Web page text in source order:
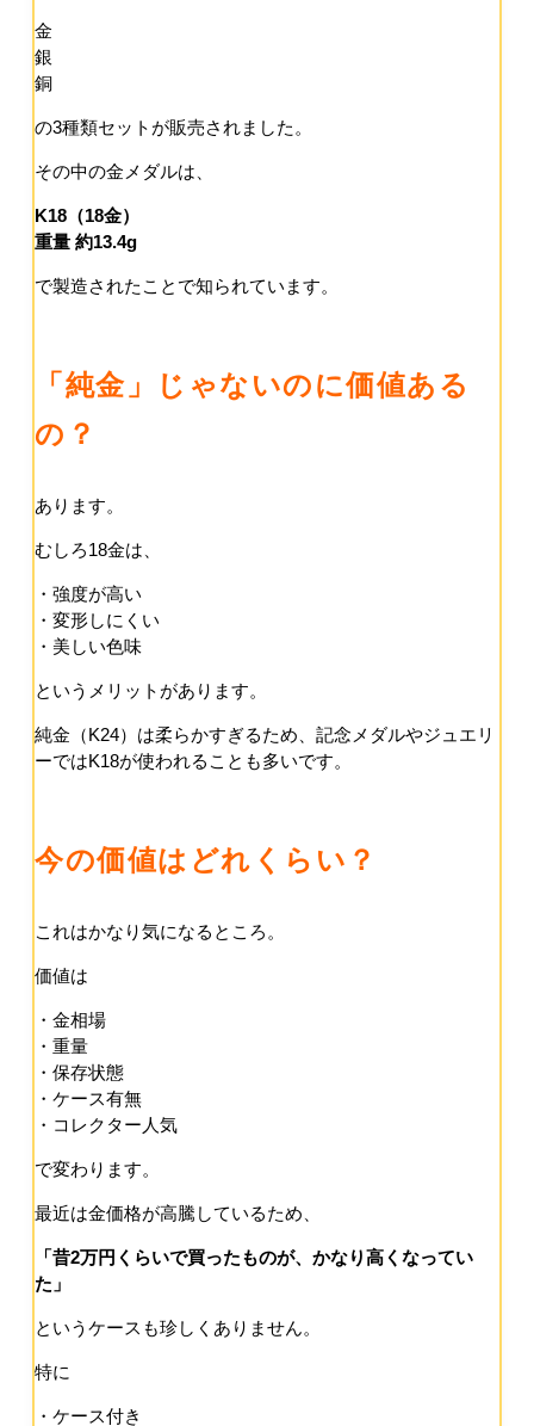
金
銀
銅
の3種類セットが販売されました。
その中の金メダルは、
K18（18金）
重量 約13.4g
で製造されたことで知られています。
「純金」じゃないのに価値ある
の？
あります。
むしろ18金は、
・強度が高い
・変形しにくい
・美しい色味
というメリットがあります。
純金（K24）は柔らかすぎるため、記念メダルやジュエリ
ーではK18が使われることも多いです。
今の価値はどれくらい？
これはかなり気になるところ。
価値は
・金相場
・重量
・保存状態
・ケース有無
・コレクター人気
で変わります。
最近は金価格が高騰しているため、
「昔2万円くらいで買ったものが、かなり高くなってい
た」
というケースも珍しくありません。
特に
・ケース付き